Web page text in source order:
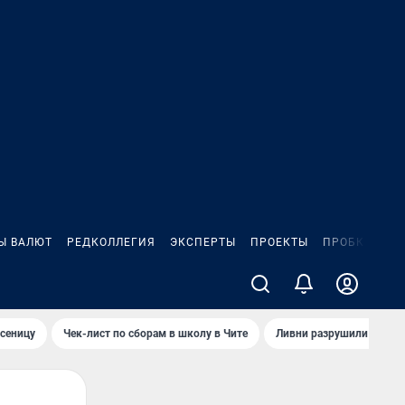
ВАЛЮТ РЕДКОЛЛЕГИЯ ЭКСПЕРТЫ ПРОЕКТЫ ПРОБКИ
Чек-лист по сборам в школу в Чите Ливни разрушили